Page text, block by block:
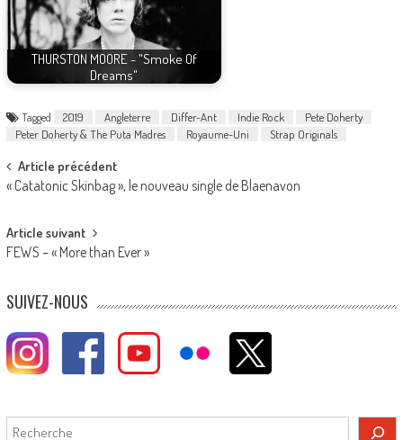
THURSTON MOORE - "Smoke Of
Dreams"
Tagged 2019 Angleterre Differ-Ant Indie Rock
Pete Doherty
Peter Doherty & The Puta Madres
Royaume-Uni Strap Originals
Post
navigation
Article précédent
« Catatonic Skinbag », le nouveau single de Blaenavon
Article suivant
FEWS – « More than Ever »
SUIVEZ-NOUS
Rechercher